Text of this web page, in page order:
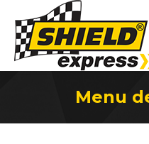
Menu